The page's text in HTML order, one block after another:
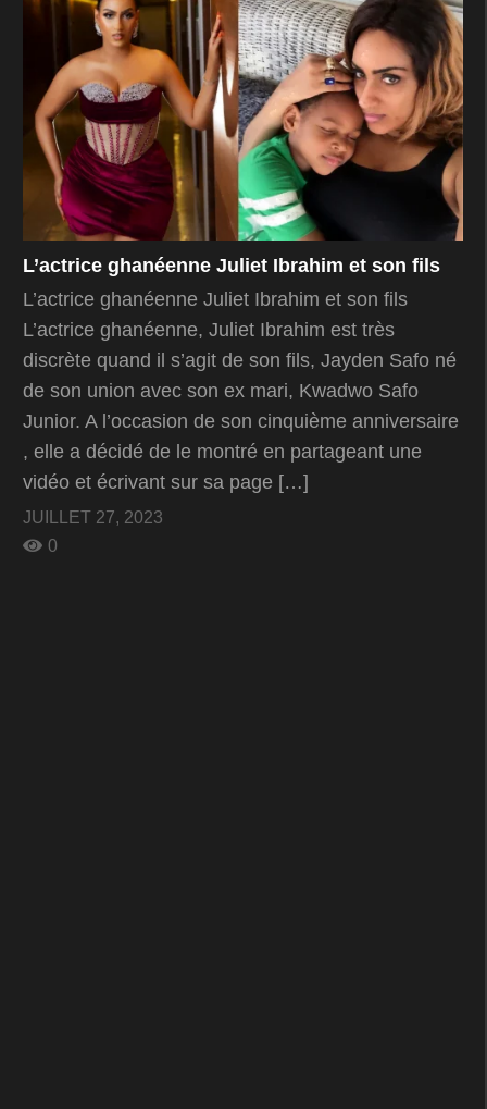
L’actrice ghanéenne Juliet Ibrahim et son fils
L’actrice ghanéenne Juliet Ibrahim et son fils
L’actrice ghanéenne, Juliet Ibrahim est très
discrète quand il s’agit de son fils, Jayden Safo né
de son union avec son ex mari, Kwadwo Safo
Junior. A l’occasion de son cinquième anniversaire
, elle a décidé de le montré en partageant une
vidéo et écrivant sur sa page […]
JUILLET 27, 2023
0